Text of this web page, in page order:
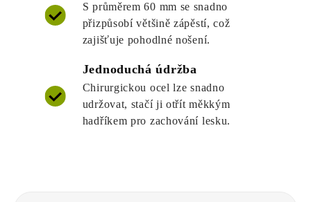
S průměrem 60 mm se snadno
přizpůsobí většině zápěstí, což
zajišťuje pohodlné nošení.
Jednoduchá údržba
Chirurgickou ocel lze snadno
udržovat, stačí ji otřít měkkým
hadříkem pro zachování lesku.